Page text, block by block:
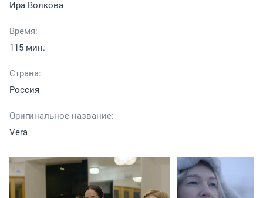
Ира Волкова
Время:
115 мин.
Страна:
Россия
Оригинальное название:
Vera